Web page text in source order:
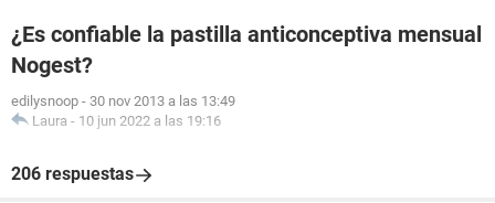
¿Es confiable la pastilla anticonceptiva mensual
Nogest?
edilysnoop - 30 nov 2013 a las 13:49
Laura - 10 jun 2022 a las 19:16
206 respuestas